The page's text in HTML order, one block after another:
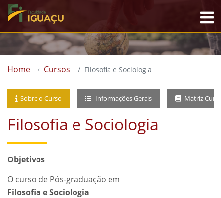
Home Cursos Filosofia e Sociologia
Sobre o Curso Informações Gerais Matriz
Filosofia e Sociologia
Objetivos
O curso de Pós-graduação em
Filosofia e Sociologia